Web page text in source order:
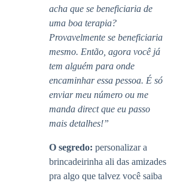
acha que se beneficiaria de
uma boa terapia?
Provavelmente se beneficiaria
mesmo. Então, agora você já
tem alguém para onde
encaminhar essa pessoa. É só
enviar meu número ou me
manda direct que eu passo
mais detalhes!”
O segredo: personalizar a
brincadeirinha ali das amizades
pra algo que talvez você saiba